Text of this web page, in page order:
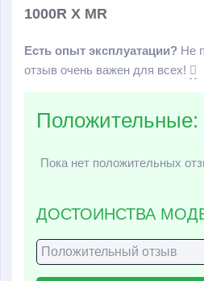
1000R X MR
Есть опыт эксплуатации? Не
отзыв очень важен для всех!
Положительные:
Пока нет положительных
ДОСТОИНСТВА